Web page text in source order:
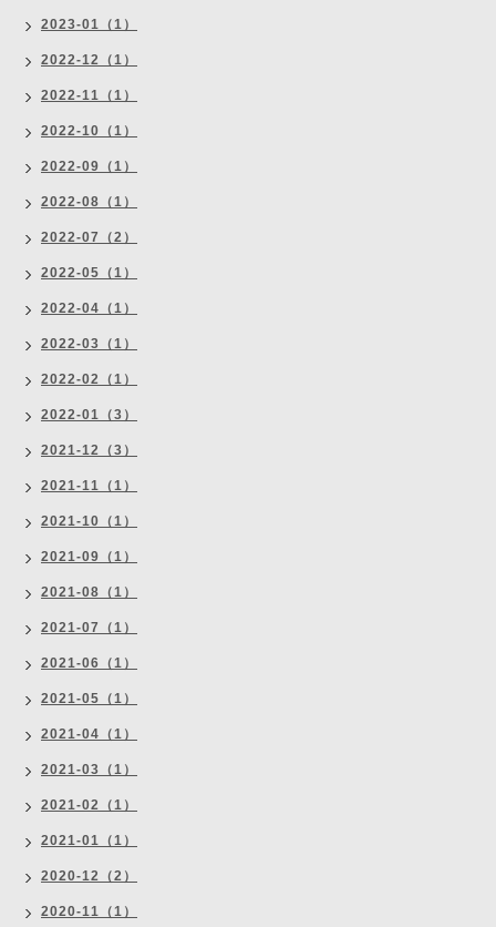
2023-01（1）
2022-12（1）
2022-11（1）
2022-10（1）
2022-09（1）
2022-08（1）
2022-07（2）
2022-05（1）
2022-04（1）
2022-03（1）
2022-02（1）
2022-01（3）
2021-12（3）
2021-11（1）
2021-10（1）
2021-09（1）
2021-08（1）
2021-07（1）
2021-06（1）
2021-05（1）
2021-04（1）
2021-03（1）
2021-02（1）
2021-01（1）
2020-12（2）
2020-11（1）